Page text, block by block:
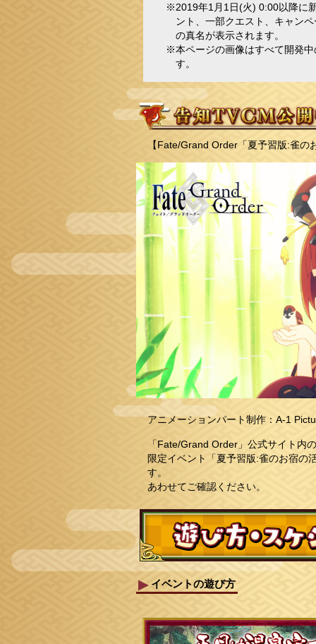
※2019年1月1日(火) 0:00以降に
ント、一部クエスト、キャン
の真名が表示されます。
※本ページの画像はすべて開発
す。
【Fate/Grand Order「夏予習版:雀
アニメーションパート制作：A-1
「Fate/Grand Order」公式サイト内
限定イベント「夏予習版:雀のお宿の
す。
あわせてご確認ください。
イベントの遊び方